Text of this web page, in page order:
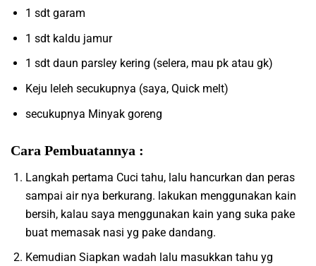
1 sdt garam
1 sdt kaldu jamur
1 sdt daun parsley kering (selera, mau pk atau gk)
Keju leleh secukupnya (saya, Quick melt)
secukupnya Minyak goreng
Cara Pembuatannya :
Langkah pertama Cuci tahu, lalu hancurkan dan peras
sampai air nya berkurang. lakukan menggunakan kain
bersih, kalau saya menggunakan kain yang suka pake
buat memasak nasi yg pake dandang.
Kemudian Siapkan wadah lalu masukkan tahu yg